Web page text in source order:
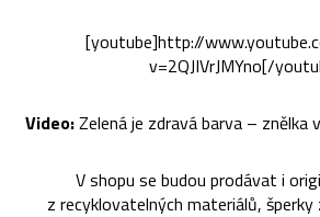
[youtube]http://
v=2QJIVrJMYno[/
Video:Zelená je zdravá barva – znělka
V shopu se budou prodávat i
z recyklovatelných materiálů, šperky